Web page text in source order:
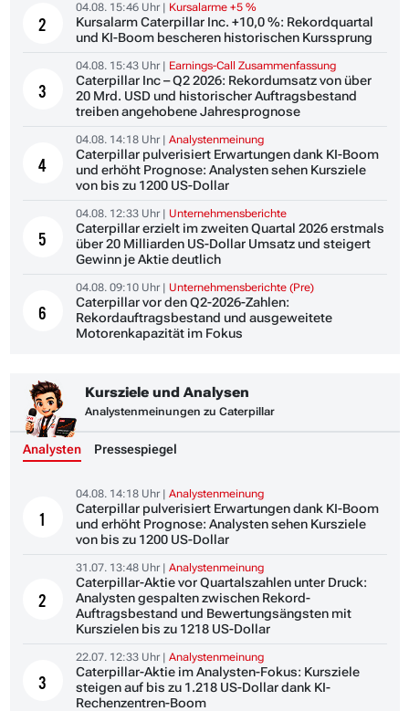
2
04.08. 15:46 Uhr | Kursalarme +5 %
Kursalarm Caterpillar Inc. +10,0 %: Rekordquartal
und KI-Boom bescheren historischen Kurssprung
3
04.08. 15:43 Uhr | Earnings-Call Zusammenfassung
Caterpillar Inc – Q2 2026: Rekordumsatz von über
20 Mrd. USD und historischer Auftragsbestand
treiben angehobene Jahresprognose
4
04.08. 14:18 Uhr |Analystenmeinung
Caterpillar pulverisiert Erwartungen dank KI-Boom
und erhöht Prognose: Analysten sehen Kursziele
von bis zu 1200 US-Dollar
5
04.08. 12:33 Uhr | Unternehmensberichte
Caterpillar erzielt im zweiten Quartal 2026 erstmals
über 20 Milliarden US-Dollar Umsatz und steigert
Gewinn je Aktie deutlich
6
04.08. 09:10 Uhr | Unternehmensberichte (Pre)
Caterpillar vor den Q2-2026-Zahlen:
Rekordauftragsbestand und ausgeweitete
Motorenkapazität im Fokus
Kursziele und Analysen
Analystenmeinungen zu Caterpillar
Analysten Pressespiegel
1
04.08. 14:18 Uhr |Analystenmeinung
Caterpillar pulverisiert Erwartungen dank KI-Boom
und erhöht Prognose: Analysten sehen Kursziele
von bis zu 1200 US-Dollar
2
31.07. 13:48 Uhr |Analystenmeinung
Caterpillar-Aktie vor Quartalszahlen unter Druck:
Analysten gespalten zwischen Rekord-
Auftragsbestand und Bewertungsängsten mit
Kurszielen bis zu 1218 US-Dollar
3
22.07. 12:33 Uhr |Analystenmeinung
Caterpillar-Aktie im Analysten-Fokus: Kursziele
steigen auf bis zu 1.218 US-Dollar dank KI-
Rechenzentren-Boom